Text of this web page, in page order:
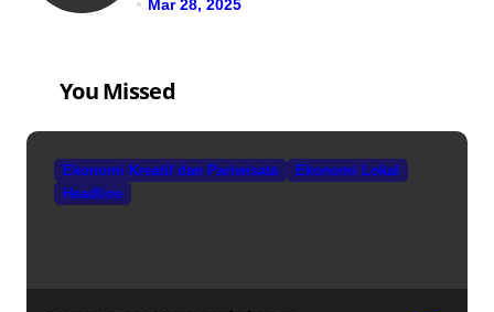
Mar 28, 2025
You Missed
Ekonomi Kreatif dan Pariwisata
Ekonomi Lokal
Headline